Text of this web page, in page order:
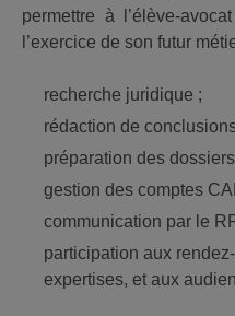
permettre à l’élève-
l’exercice de son futur
recherche juridique ;
rédaction de
préparation des
gestion des comptes
communication par le
participation aux
expertises, et aux